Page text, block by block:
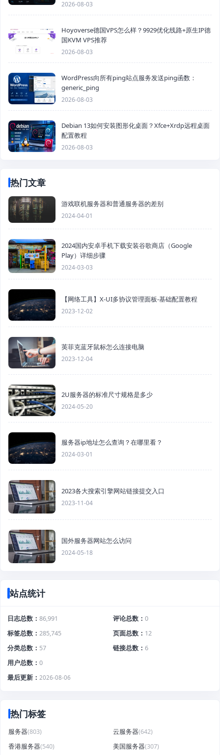
2026-08-03
Hoyoverse德国VPS怎么样？9929优化线路+原生IP德
国KVM VPS推荐
2026-08-03
WordPress向所有ping站点服务发送ping函数：
generic_ping
2026-08-03
Debian 13如何安装图形化桌面？Xfce+Xrdp远程桌面
配置教程
2026-08-03
热门文章
游戏联机服务器和普通服务器的差别
2024-04-01
2024国内安卓手机下载安装谷歌商店（Google
Play）详细步骤
2024-03-03
【网络工具】X-UI多协议管理面板-基础配置教程
2023-12-02
英菲克蓝牙鼠标怎么连接电脑
2023-12-04
2U服务器的标准尺寸规格是多少
2024-05-20
服务器ip地址怎么查询？在哪里看？
2024-03-01
2023各大搜索引擎网站链接提交入口
2023-11-04
国外服务器网站怎么访问
2024-05-18
站点统计
日志总数 86,991 评论总数
0
标签总数
285,745 页面总数
12
分类总数
57 链接总数
6
用户总数
0
最后更新
2026-08-06
热门标签
服务器(803) 云服务器(642)
香港服务器(540) 美国服务器(307)